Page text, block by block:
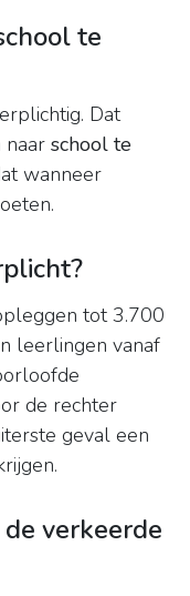
te
Dat
school te
wanneer
tot 3.700
leerlingen vanaf
de rechter
geval een
verkeerde